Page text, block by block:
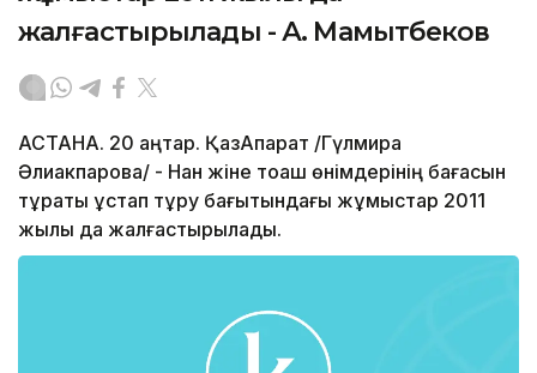
жалғастырылады - А. Мамытбеков
АСТАНА. 20 қаңтар. ҚазАқпарат /Гүлмира
Әлиакпарова/ - Нан жіне тоқаш өнімдерінің бағасын
тұрақты ұстап тұру бағытындағы жұмыстар 2011
жылы да жалғастырылады.